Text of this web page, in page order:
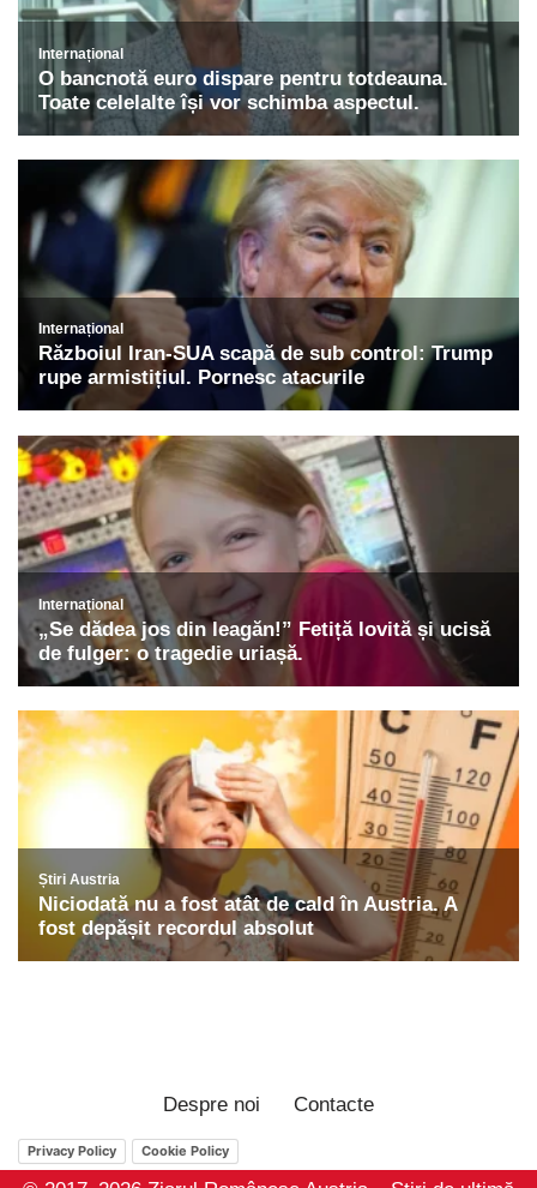
Despre noi Contacte
Privacy Policy Cookie Policy